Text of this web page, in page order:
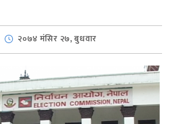
२०७४ मंसिर २७, बुधवार